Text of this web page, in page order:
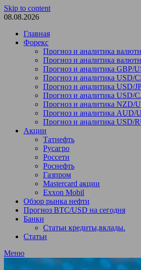
Skip to content
08.08.2026
Главная
Форекс
Прогноз и аналитика
Прогноз и аналитика
Прогноз и аналитика GBP/
Прогноз и аналитика USD/
Прогноз и аналитика USD/
Прогноз и аналитика USD/
Прогноз и аналитика NZD/
Прогноз и аналитика AUD/
Прогноз и аналитика USD/
Акции
Татнефть
Русагро
Россети
Роснефть
Газпром
Mastercard акции
Exxon Mobil
Обзор рынка нефти
Прогноз BTC/USD на сегодня
Банки
Статьи кредиты,вклады.
Статьи
Меню